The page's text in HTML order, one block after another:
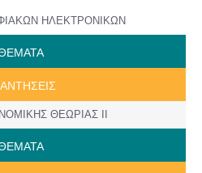
ΗΛΕΚΤΡΟΝΙΚΩΝ
ΘΕΩΡΙΑΣ ΙΙ